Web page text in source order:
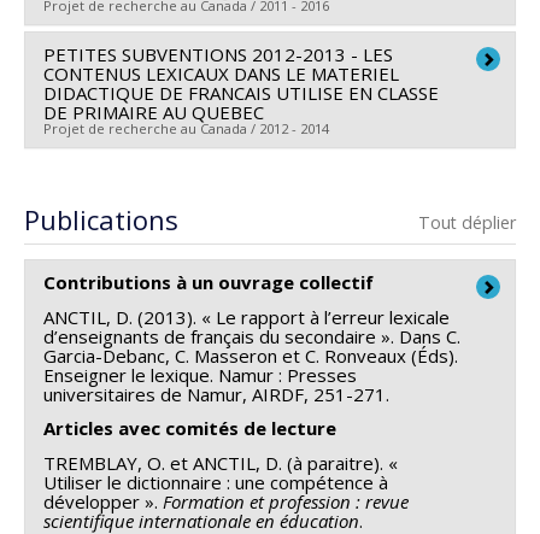
du Québec - Société et culture (FQRSC)
Programmes de subvention : PVXXXXXX-(SE)
Programme Soutien aux équipes de recherche - Stade
de développement : Renouvellement
Subvention de recherche institutionnelle
Projet de recherche au Canada / 2011 - 2016
Chercheur principal : Pascale Lefrançois
Co-chercheurs : Isabelle Montésinos-Gelet,Dominic
Anctil,Darin Bould,France Le Petitcorps
Sources de financement :FRQSC/Fonds de recherche
Programmes de subvention :
Programme des actions concertées
PETITES SUBVENTIONS 2012-2013 - LES
CONTENUS LEXICAUX DANS LE MATERIEL
DIDACTIQUE DE FRANCAIS UTILISE EN CLASSE
DE PRIMAIRE AU QUEBEC
Projet de recherche au Canada / 2012 - 2014
Sources de financement :
CRSH/Conseil de recherches
en sciences humaines du Canada
Programmes de subvention :
PVX20020-Subvention
institutionnelle du CRSH - Petites subventions
Publications Tout déplier
Contributions à un ouvrage collectif
ANCTIL, D. (2013). « Le rapport à l’erreur lexicale
d’enseignants de français du secondaire ». Dans C.
Garcia-Debanc, C. Masseron et C. Ronveaux (Éds).
Enseigner le lexique. Namur : Presses
universitaires de Namur, AIRDF, 251-271.
Articles avec comités de lecture
TREMBLAY, O. et ANCTIL, D. (à paraitre). «
Utiliser le dictionnaire : une compétence à
développer ». Formation et profession : revue
scientifique internationale en éducation.